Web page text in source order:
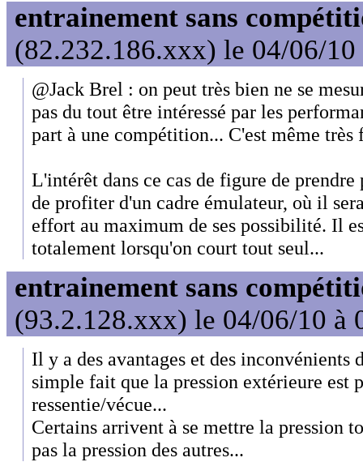
entrainement sans
(82.232.186.xxx) le 04/06/10
@Jack Brel : on peut très bien ne se
pas du tout être intéressé par les
part à une compétition... C'est même très
L'intérêt dans ce cas de figure de
de profiter d'un cadre émulateur, où il
effort au maximum de ses possibilité. Il
totalement lorsqu'on court tout seul...
entrainement sans
(93.2.128.xxx) le 04/06/10 à
Il y a des avantages et des inconvénients
simple fait que la pression extérieure est
ressentie/vécue...
Certains arrivent à se mettre la pression
pas la pression des autres...